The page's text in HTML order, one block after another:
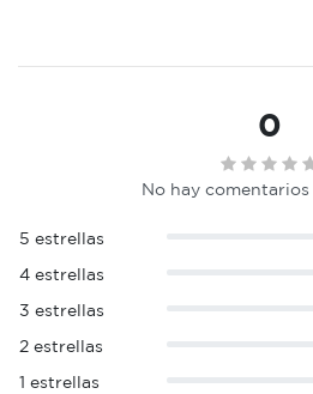
0
No hay
5 estrellas
4 estrellas
3 estrellas
2 estrellas
1 estrellas